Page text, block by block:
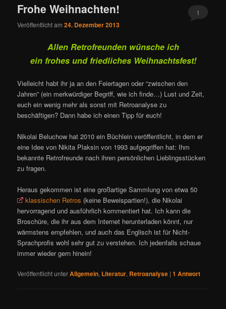
Frohe Weihnachten!
Veröffentlicht am24. Dezember 2013
1
Allen Retrofreunden wünsche ich
ein frohes und friedliches Weihnachtsfest!
Vielleicht habt ihr ja an den Feiertagen oder “zwischen den
Jahren” (ein merkwürdiger Begriff, wie ich finde…) Lust und Zeit,
euch ein wenig mehr als sonst mit Retroanalyse zu
beschäftigen? Dann habe ich einen Tipp für euch!
Nikolai Beluchow hat 2010 ein Büchlein veröffentlicht, in dem er
eine Idee von Nikita Plaksin von 1993 aufgegriffen hat: Ihm
bekannte Retrofreunde nach ihren persönlichen Lieblingsstücken
zu fragen.
Heraus gekommen ist eine großartige Sammlung von etwa 50
klassischen Retros (keine Beweispartien!), die Nikolai
hervorragend und ausführlich kommentiert hat. Ich kann die
Broschüre, die ihr aus dem Internet herunterladen könnt, nur
wärmstens empfehlen, und auch das Englisch ist für Nicht-
Sprachprofis wohl sehr gut zu verstehen. Ich jedenfalls schaue
immer wieder gern hinein!
Veröffentlicht unterAllgemein, Literatur, Retroanalyse |1 Antwort